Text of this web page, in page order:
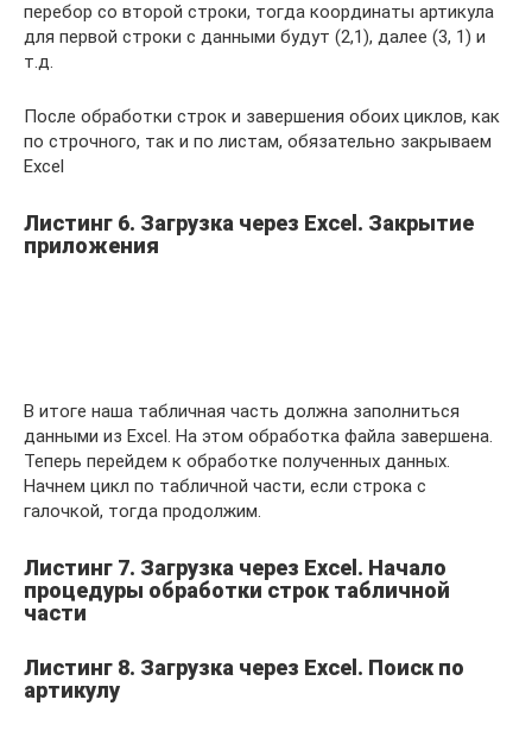
перебор со второй строки, тогда координаты артикула
для первой строки с данными будут (2,1), далее (3, 1) и
т.д.
После обработки строк и завершения обоих циклов, как
по строчного, так и по листам, обязательно закрываем
Excel
Листинг 6. Загрузка через Excel. Закрытие
приложения
В итоге наша табличная часть должна заполниться
данными из Excel. На этом обработка файла завершена.
Теперь перейдем к обработке полученных данных.
Начнем цикл по табличной части, если строка с
галочкой, тогда продолжим.
Листинг 7. Загрузка через Excel. Начало
процедуры обработки строк табличной
части
Листинг 8. Загрузка через Excel. Поиск по
артикулу